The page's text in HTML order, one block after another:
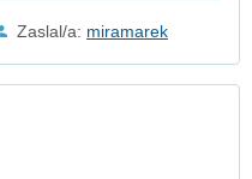
Zaslal/a: miramarek